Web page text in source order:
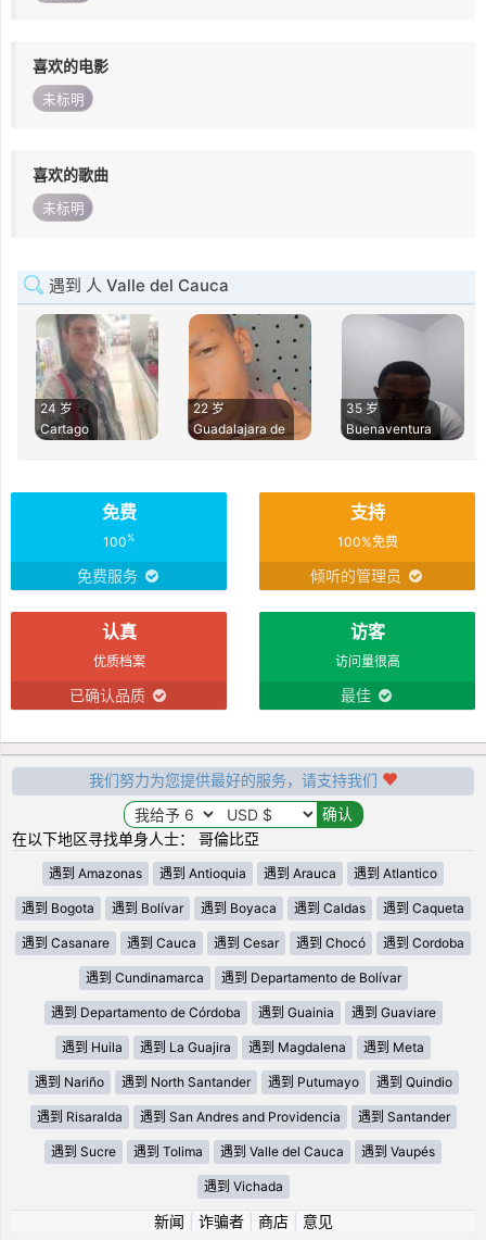
喜欢的电影
未标明
喜欢的歌曲
未标明
遇到 人 Valle del Cauca
24 岁
Cartago
22 岁
Guadalajara de
35 岁
Buenaventura
免费
100%
免费服务
支持
100%免费
倾听的管理员
认真
优质档案
已确认品质
访客
访问量很高
最佳
我们努力为您提供最好的服务，请支持我们
在以下地区寻找单身人士： 哥倫比亞
遇到 Amazonas 遇到 Antioquia 遇到 Arauca 遇到 Atlantico
遇到 Bogota 遇到 Bolívar 遇到 Boyaca 遇到 Caldas 遇到 Caqueta
遇到 Casanare 遇到 Cauca 遇到 Cesar 遇到 Chocó 遇到 Cordoba
遇到 Cundinamarca 遇到 Departamento de Bolívar
遇到 Departamento de Córdoba 遇到 Guainia 遇到 Guaviare
遇到 Huila 遇到 La Guajira 遇到 Magdalena 遇到 Meta
遇到 Nariño 遇到 North Santander 遇到 Putumayo 遇到 Quindio
遇到 Risaralda 遇到 San Andres and Providencia 遇到 Santander
遇到 Sucre 遇到 Tolima 遇到 Valle del Cauca 遇到 Vaupés
遇到 Vichada
新闻 诈骗者| 商店| 意见